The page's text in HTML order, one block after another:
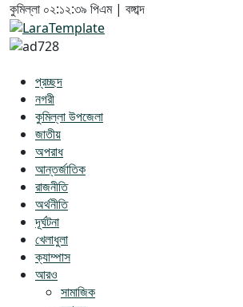
কুমিল্লা ০২:১২:৩৯ পিএম| বঙ্গাব্দ
প্রচ্ছদ
নগরী
কুমিল্লা উপজেলা
জাতীয়
অপরাধ
আন্তর্জাতিক
রাজনীতি
অর্থনীতি
দূর্ঘটনা
খেলাধুলা
ক্যাম্পাস
আরও
সামাজিক